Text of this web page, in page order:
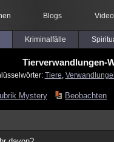
Blogs
Kriminalfälle
Tierverwandlungen-
Tiere
Mystery Beobachten